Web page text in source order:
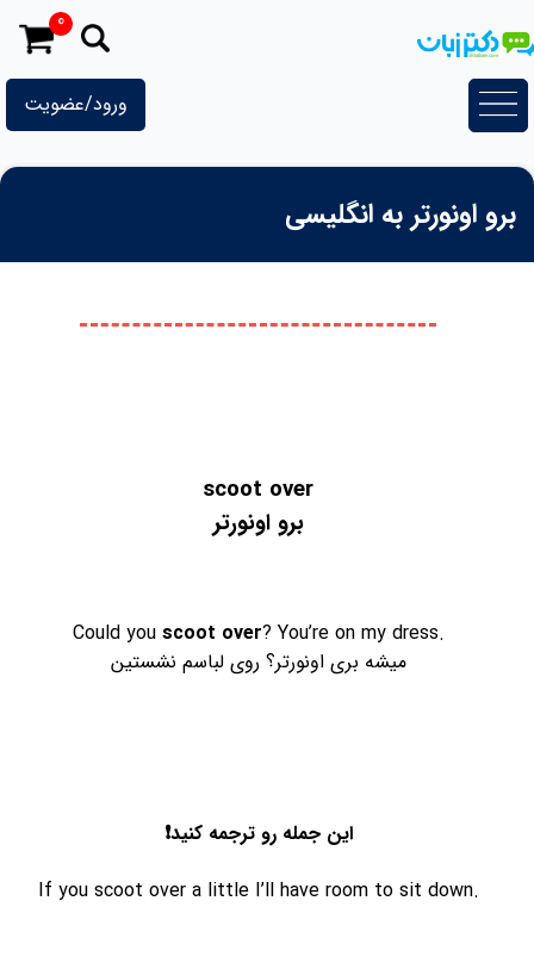
به
ورود/عضویت
0
برو اونورتر به انگلیسی
scoot over
برو اونورتر
.Could you
scoot over? You’re on my dress
میشه بری اونورتر؟ روی لباسم نشستین
این جمله رو ترجمه کنید❗️
.If you scoot over a little I’ll have room to sit down